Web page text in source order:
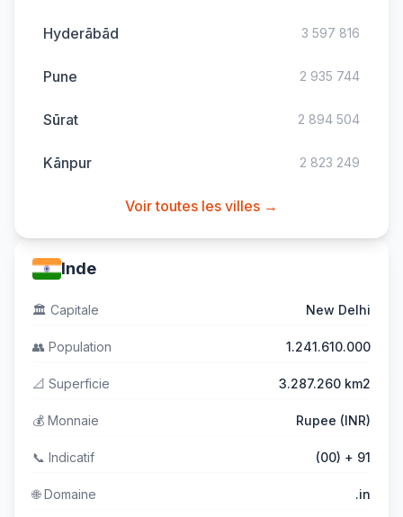
Hyderābād 3 597 816
Pune 2 935 744
Sūrat 2 894 504
Kānpur 2 823 249
Voir toutes les villes →
Inde
🏛️ Capitale New Delhi
👥 Population 1.241.610.000
📐 Superficie 3.287.260 km2
💰 Monnaie Rupee (INR)
📞 Indicatif (00) + 91
🌐Domaine .in